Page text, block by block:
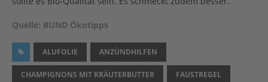
Quelle: BUND Ökotipps
ALUFOLIE ANZÜNDHILFEN
CHAMPIGNONS MIT KRÄUTERBUTTER FAUSTREGEL